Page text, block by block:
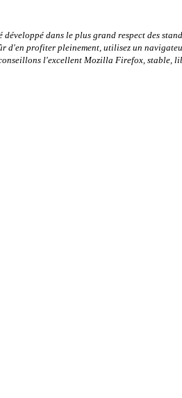
développé dans le plus grand respect des
d'en profiter pleinement, utilisez un
l'excellent Mozilla Firefox, stable,